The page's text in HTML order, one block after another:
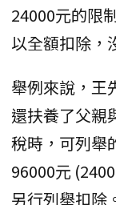
24000元的限
以全額扣除，
舉例來說，王
還扶養了父親
稅時，可列舉
96000元
另行列舉扣除